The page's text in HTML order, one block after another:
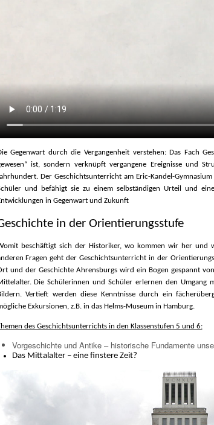
Gegenwart durch die Vergangenheit verstehen: Das Fach
ist, sondern verknüpft vergangene Ereignisse und
Der Geschichtsunterricht am Eric-Kandel-
und befähigt sie zu einem selbständigen Urteil und
in Gegenwart und Zukunft
in der Orientierungsstufe
beschäftigt sich der Historiker, wo kommen wir her und
Fragen geht der Geschichtsunterricht in der
und der Geschichte Ahrensburgs wird ein Bogen gespannt
Die Schülerinnen und Schüler erlernen den Umgang
Vertieft werden diese Kenntnisse durch ein
Exkursionen, z.B. in das Helms-Museum in Hamburg.
des Geschichtsunterrichts in den Klassenstufen 5 und 6:
Vorgeschichte und Antike – historische Fundamente
Das Mittalalter – eine finstere Zeit?